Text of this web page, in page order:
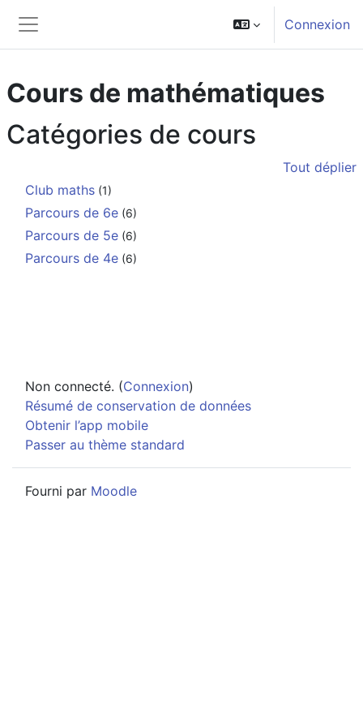
Panneau latéral
Connexion
Cours de mathématiques
Catégories de cours
Tout déplier
Club maths (1)
Parcours de 6e (6)
Parcours de 5e (6)
Parcours de 4e (6)
Non connecté. (Connexion)
Résumé de conservation de données
Obtenir l’app mobile
Passer au thème standard
Fourni par Moodle